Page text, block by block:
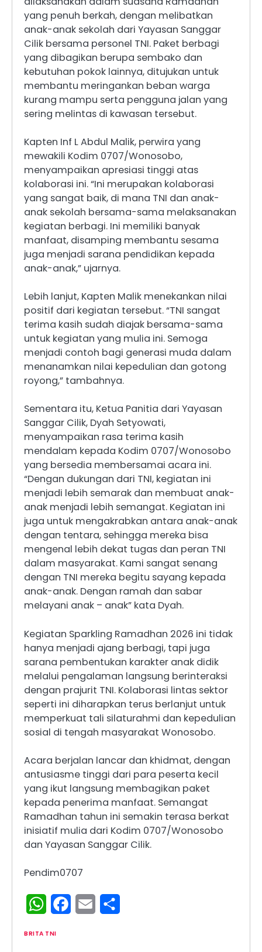
yang penuh berkah, dengan melibatkan
anak-anak sekolah dari Yayasan Sanggar
Cilik bersama personel TNI. Paket berbagi
yang dibagikan berupa sembako dan
kebutuhan pokok lainnya, ditujukan untuk
membantu meringankan beban warga
kurang mampu serta pengguna jalan yang
sering melintas di kawasan tersebut.
Kapten Inf L Abdul Malik, perwira yang
mewakili Kodim 0707/Wonosobo,
menyampaikan apresiasi tinggi atas
kolaborasi ini. “Ini merupakan kolaborasi
yang sangat baik, di mana TNI dan anak-
anak sekolah bersama-sama melaksanakan
kegiatan berbagi. Ini memiliki banyak
manfaat, disamping membantu sesama
juga menjadi sarana pendidikan kepada
anak-anak,” ujarnya.
Lebih lanjut, Kapten Malik menekankan nilai
positif dari kegiatan tersebut. “TNI sangat
terima kasih sudah diajak bersama-sama
untuk kegiatan yang mulia ini. Semoga
menjadi contoh bagi generasi muda dalam
menanamkan nilai kepedulian dan gotong
royong,” tambahnya.
Sementara itu, Ketua Panitia dari Yayasan
Sanggar Cilik, Dyah Setyowati,
menyampaikan rasa terima kasih
mendalam kepada Kodim 0707/Wonosobo
yang bersedia membersamai acara ini.
“Dengan dukungan dari TNI, kegiatan ini
menjadi lebih semarak dan membuat anak-
anak menjadi lebih semangat. Kegiatan ini
juga untuk mengakrabkan antara anak-anak
dengan tentara, sehingga mereka bisa
mengenal lebih dekat tugas dan peran TNI
dalam masyarakat. Kami sangat senang
dengan TNI mereka begitu sayang kepada
anak-anak. Dengan ramah dan sabar
melayani anak – anak” kata Dyah.
Kegiatan Sparkling Ramadhan 2026 ini tidak
hanya menjadi ajang berbagi, tapi juga
sarana pembentukan karakter anak didik
melalui pengalaman langsung berinteraksi
dengan prajurit TNI. Kolaborasi lintas sektor
seperti ini diharapkan terus berlanjut untuk
memperkuat tali silaturahmi dan kepedulian
sosial di tengah masyarakat Wonosobo.
Acara berjalan lancar dan khidmat, dengan
antusiasme tinggi dari para peserta kecil
yang ikut langsung membagikan paket
kepada penerima manfaat. Semangat
Ramadhan tahun ini semakin terasa berkat
inisiatif mulia dari Kodim 0707/Wonosobo
dan Yayasan Sanggar Cilik.
Pendim0707
WhatsAppFacebook
Email
BRITA TNI